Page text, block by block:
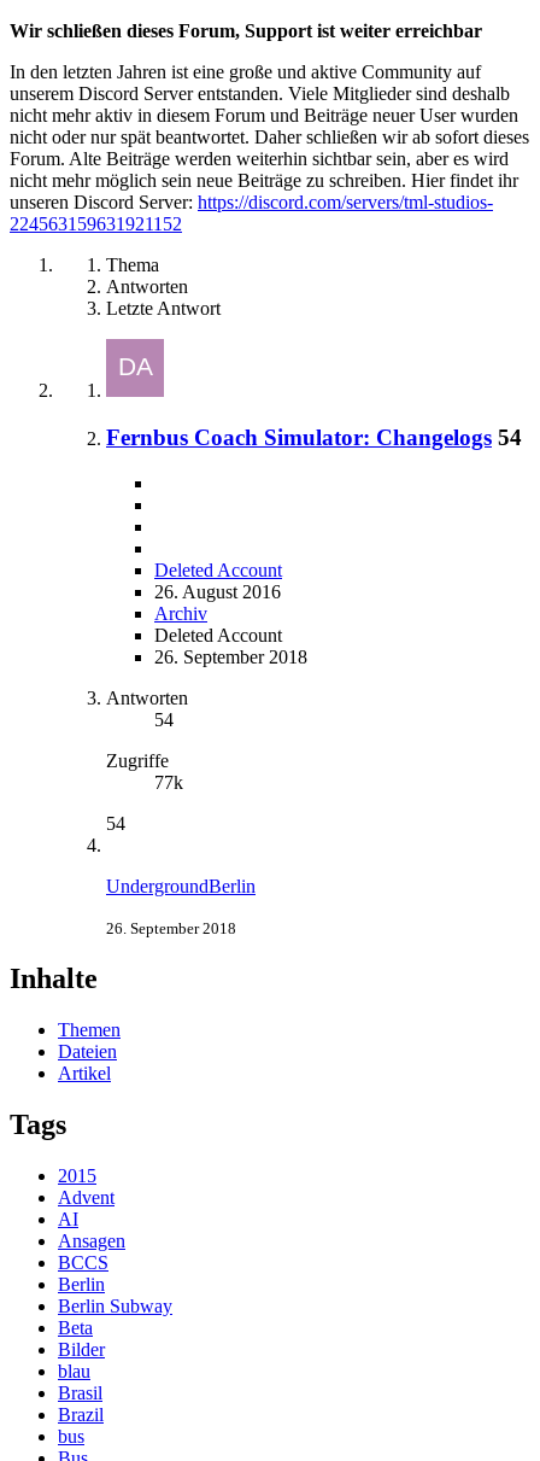
Wir schließen dieses Forum, Support ist weiter erreichbar
In den letzten Jahren ist eine große und aktive Community auf
unserem Discord Server entstanden. Viele Mitglieder sind deshalb
nicht mehr aktiv in diesem Forum und Beiträge neuer User wurden
nicht oder nur spät beantwortet. Daher schließen wir ab sofort dieses
Forum. Alte Beiträge werden weiterhin sichtbar sein, aber es wird
nicht mehr möglich sein neue Beiträge zu schreiben. Hier findet ihr
unseren Discord Server: https://discord.com/servers/tml-studios-
224563159631921152
Thema
Antworten
Letzte Antwort
Fernbus Coach Simulator: Changelogs 54
Deleted Account
26. August 2016
Archiv
Deleted Account
26. September 2018
Antworten
54
Zugriffe
77k
54
UndergroundBerlin
26. September 2018
Inhalte
Themen
Dateien
Artikel
Tags
2015
Advent
AI
Ansagen
BCCS
Berlin
Berlin Subway
Beta
Bilder
blau
Brasil
Brazil
bus